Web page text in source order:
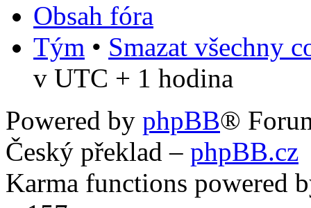
Obsah fóra
Tým • Smazat všechny
v UTC + 1 hodina
Powered by phpBB®
Český překlad – phpBB.cz
Karma functions powered